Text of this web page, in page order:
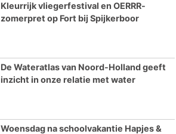
Kleurrijk vliegerfestival en OERRR-
zomerpret op Fort bij Spijkerboor
De Wateratlas van Noord-Holland geeft
inzicht in onze relatie met water
Woensdag na schoolvakantie Hapjes &